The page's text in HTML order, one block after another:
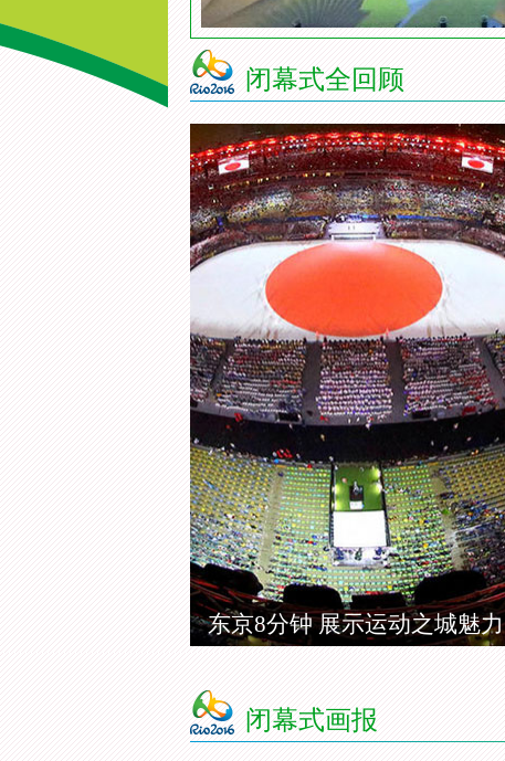
闭幕式全回顾
东京8分钟 展示运动之城魅力
闭幕式画报